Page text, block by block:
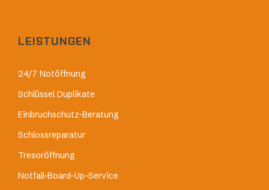
LEISTUNGEN
24/7 Notöffnung
Schlüssel Duplikate
Einbruchschutz-Beratung
Schlossreparatur
Tresoröffnung
Notfall-Board-Up-Service